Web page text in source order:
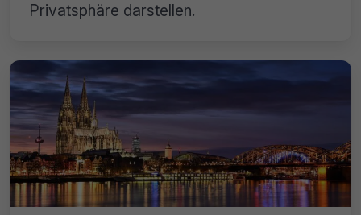
Privatsphäre darstellen.